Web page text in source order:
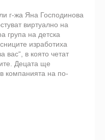
г-жа Яна Господинова
виртуално на
група на детска
изработиха
вас“, в която четат
Децата ще
компанията на по-